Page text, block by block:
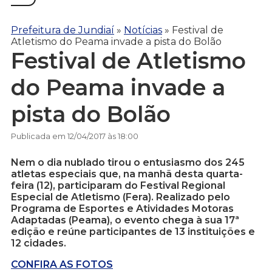
Prefeitura de Jundiaí » Notícias » Festival de
Atletismo do Peama invade a pista do Bolão
Festival de Atletismo
do Peama invade a
pista do Bolão
Publicada em 12/04/2017 às 18:00
Nem o dia nublado tirou o entusiasmo dos 245
atletas especiais que, na manhã desta quarta-
feira (12), participaram do Festival Regional
Especial de Atletismo (Fera). Realizado pelo
Programa de Esportes e Atividades Motoras
Adaptadas (Peama), o evento chega à sua 17ª
edição e reúne participantes de 13 instituições e
12 cidades.
CONFIRA AS FOTOS